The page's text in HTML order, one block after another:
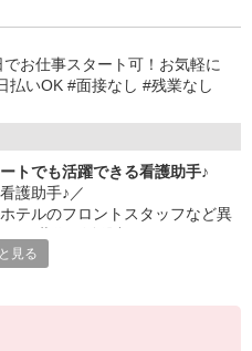
お仕事スタート可！お気軽に
いOK #面接なし #残業なし
トでも活躍できる看護助手♪
護助手♪／
テルのフロントスタッフなど異
見る